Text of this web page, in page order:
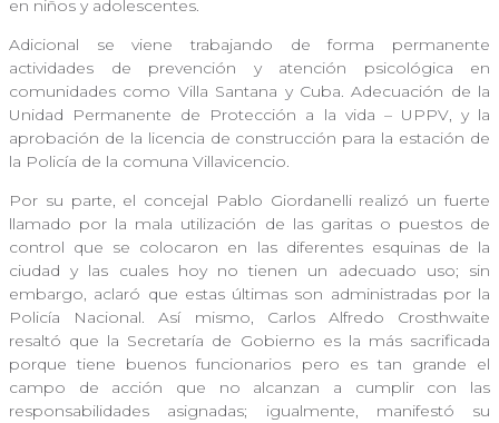
en niños y adolescentes.
Adicional se viene trabajando de forma permanente
actividades de prevención y atención psicológica en
comunidades como Villa Santana y Cuba. Adecuación de la
Unidad Permanente de Protección a la vida – UPPV, y la
aprobación de la licencia de construcción para la estación de
la Policía de la comuna Villavicencio.
Por su parte, el concejal Pablo Giordanelli realizó un fuerte
llamado por la mala utilización de las garitas o puestos de
control que se colocaron en las diferentes esquinas de la
ciudad y las cuales hoy no tienen un adecuado uso; sin
embargo, aclaró que estas últimas son administradas por la
Policía Nacional. Así mismo, Carlos Alfredo Crosthwaite
resaltó que la Secretaría de Gobierno es la más sacrificada
porque tiene buenos funcionarios pero es tan grande el
campo de acción que no alcanzan a cumplir con las
responsabilidades asignadas; igualmente, manifestó su